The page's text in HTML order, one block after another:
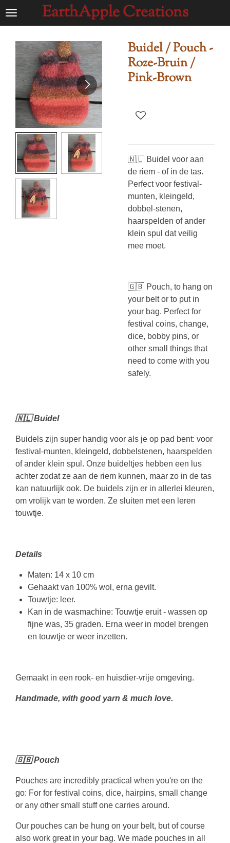
Ga
hoofdinhoud
EarthApple Creations
Buidel / Pouch -
Roze-Bruin /
Pink-Brown
🇳🇱 Buidel voor aan
de riem - of in de tas.
Perfect voor festival-
munten, kleingeld,
dobbel-stenen,
haarspelden of ander
klein spul dat veilig
mee moet.
🇬🇧 Pouch, to hang on
your belt or to put in
your bag. Perfect for
festival coins, change,
dice, bobby pins, or
other small things that
need to come with you
safely.
🇳🇱 Buidel
Buidels zijn super handig voor als je op pad bent: voor
festival-munten, kleingeld, dobbelstenen, haarspelden
of ander klein spul. Onze buideltjes hebben een lus
achter zodat ze aan de riem kunnen, maar zo in de tas
kan natuurlijk ook. De buidels zijn er in allerlei kleuren,
om vrolijk van te worden. Ze sluiten met een leren
touwtje.
Details
Maten: 14 x 10 cm
Gehaakt van 100% wol, erna gevilt.
Touwtje: leer.
Kan in de wasmachine: Touwtje eruit - wassen op
fijne was, 35 graden. Erna weer in model brengen
en touwtje er weer inzetten.
Gemaakt in een rook- en huisdier-vrije omgeving.
Handmade, with good yarn & much love.
🇬🇧 Pouch
Pouches are incredibly practical when you're on the
go: For for festival coins, dice, hairpins, small change
or any other small stuff one carries around.
Our pouches can be hung on your belt, but of course
also work great in your bag. We made pouches in all